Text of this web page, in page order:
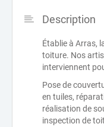
Description
Établie à Arras,
toiture. Nos
interviennent
Pose de
en tuiles,
réalisation de
inspection de